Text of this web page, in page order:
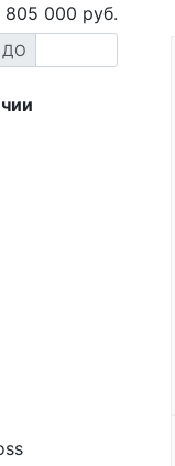
805 000 руб.
ДО